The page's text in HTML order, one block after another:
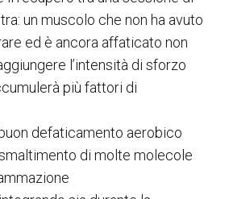
un muscolo che non ha avuto
ed è ancora affaticato non
l’intensità di sforzo
più fattori di
defaticamento aerobico
di molte molecole